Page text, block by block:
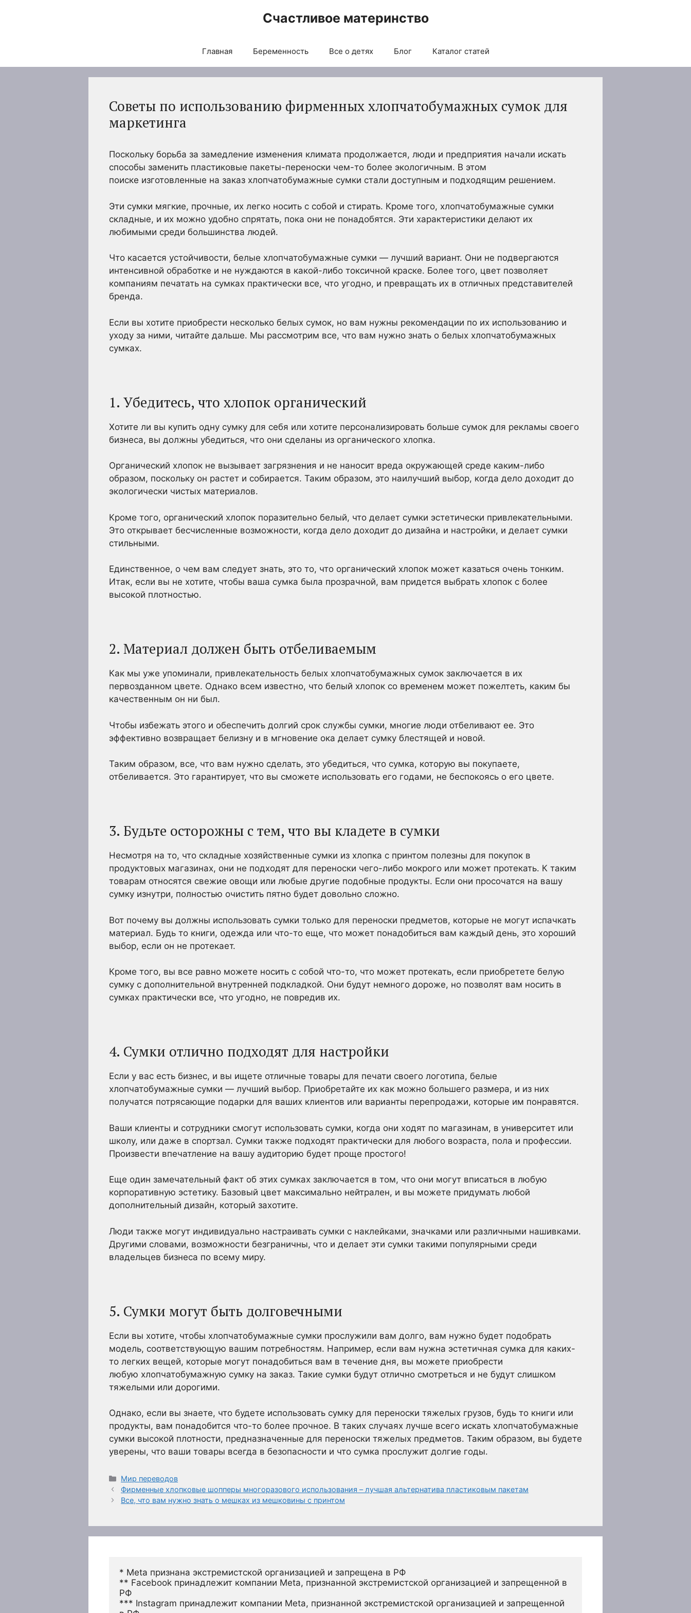
Счастливое материнство
Главная Беременность Все о детях Блог Каталог статей
Советы по использованию фирменных хлопчатобумажных сумок для
маркетинга
Поскольку борьба за замедление изменения климата продолжается, люди и предприятия начали искать
способы заменить пластиковые пакеты-переноски чем-то более экологичным. В этом
поиске изготовленные на заказ хлопчатобумажные сумки стали доступным и подходящим решением.
Эти сумки мягкие, прочные, их легко носить с собой и стирать. Кроме того, хлопчатобумажные сумки
складные, и их можно удобно спрятать, пока они не понадобятся. Эти характеристики делают их
любимыми среди большинства людей.
Что касается устойчивости, белые хлопчатобумажные сумки — лучший вариант. Они не подвергаются
интенсивной обработке и не нуждаются в какой-либо токсичной краске. Более того, цвет позволяет
компаниям печатать на сумках практически все, что угодно, и превращать их в отличных представителей
бренда.
Если вы хотите приобрести несколько белых сумок, но вам нужны рекомендации по их использованию и
уходу за ними, читайте дальше. Мы рассмотрим все, что вам нужно знать о белых хлопчатобумажных
сумках.
1. Убедитесь, что хлопок органический
Хотите ли вы купить одну сумку для себя или хотите персонализировать больше сумок для рекламы своего
бизнеса, вы должны убедиться, что они сделаны из органического хлопка.
Органический хлопок не вызывает загрязнения и не наносит вреда окружающей среде каким-либо
образом, поскольку он растет и собирается. Таким образом, это наилучший выбор, когда дело доходит до
экологически чистых материалов.
Кроме того, органический хлопок поразительно белый, что делает сумки эстетически привлекательными.
Это открывает бесчисленные возможности, когда дело доходит до дизайна и настройки, и делает сумки
стильными.
Единственное, о чем вам следует знать, это то, что органический хлопок может казаться очень тонким.
Итак, если вы не хотите, чтобы ваша сумка была прозрачной, вам придется выбрать хлопок с более
высокой плотностью.
2. Материал должен быть отбеливаемым
Как мы уже упоминали, привлекательность белых хлопчатобумажных сумок заключается в их
первозданном цвете. Однако всем известно, что белый хлопок со временем может пожелтеть, каким бы
качественным он ни был.
Чтобы избежать этого и обеспечить долгий срок службы сумки, многие люди отбеливают ее. Это
эффективно возвращает белизну и в мгновение ока делает сумку блестящей и новой.
Таким образом, все, что вам нужно сделать, это убедиться, что сумка, которую вы покупаете,
отбеливается. Это гарантирует, что вы сможете использовать его годами, не беспокоясь о его цвете.
3. Будьте осторожны с тем, что вы кладете в сумки
Несмотря на то, что складные хозяйственные сумки из хлопка с принтом полезны для покупок в
продуктовых магазинах, они не подходят для переноски чего-либо мокрого или может протекать. К таким
товарам относятся свежие овощи или любые другие подобные продукты. Если они просочатся на вашу
сумку изнутри, полностью очистить пятно будет довольно сложно.
Вот почему вы должны использовать сумки только для переноски предметов, которые не могут испачкать
материал. Будь то книги, одежда или что-то еще, что может понадобиться вам каждый день, это хороший
выбор, если он не протекает.
Кроме того, вы все равно можете носить с собой что-то, что может протекать, если приобретете белую
сумку с дополнительной внутренней подкладкой. Они будут немного дороже, но позволят вам носить в
сумках практически все, что угодно, не повредив их.
4. Сумки отлично подходят для настройки
Если у вас есть бизнес, и вы ищете отличные товары для печати своего логотипа, белые
хлопчатобумажные сумки — лучший выбор. Приобретайте их как можно большего размера, и из них
получатся потрясающие подарки для ваших клиентов или варианты перепродажи, которые им понравятся.
Ваши клиенты и сотрудники смогут использовать сумки, когда они ходят по магазинам, в университет или
школу, или даже в спортзал. Сумки также подходят практически для любого возраста, пола и профессии.
Произвести впечатление на вашу аудиторию будет проще простого!
Еще один замечательный факт об этих сумках заключается в том, что они могут вписаться в любую
корпоративную эстетику. Базовый цвет максимально нейтрален, и вы можете придумать любой
дополнительный дизайн, который захотите.
Люди также могут индивидуально настраивать сумки с наклейками, значками или различными нашивками.
Другими словами, возможности безграничны, что и делает эти сумки такими популярными среди
владельцев бизнеса по всему миру.
5. Сумки могут быть долговечными
Если вы хотите, чтобы хлопчатобумажные сумки прослужили вам долго, вам нужно будет подобрать
модель, соответствующую вашим потребностям. Например, если вам нужна эстетичная сумка для каких-
то легких вещей, которые могут понадобиться вам в течение дня, вы можете приобрести
любую хлопчатобумажную сумку на заказ. Такие сумки будут отлично смотреться и не будут слишком
тяжелыми или дорогими.
Однако, если вы знаете, что будете использовать сумку для переноски тяжелых грузов, будь то книги или
продукты, вам понадобится что-то более прочное. В таких случаях лучше всего искать хлопчатобумажные
сумки высокой плотности, предназначенные для переноски тяжелых предметов. Таким образом, вы будете
уверены, что ваши товары всегда в безопасности и что сумка прослужит долгие годы.
Рубрики
Мир переводов
Фирменные хлопковые шопперы многоразового использования – лучшая альтернатива пластиковым пакетам
Все, что вам нужно знать о мешках из мешковины с принтом
* Meta признана экстремистской организацией и запрещена в РФ
** Facebook принадлежит компании Meta, признанной экстремистской организацией и запрещенной в
РФ
*** Instagram принадлежит компании Meta, признанной экстремистской организацией и запрещенной